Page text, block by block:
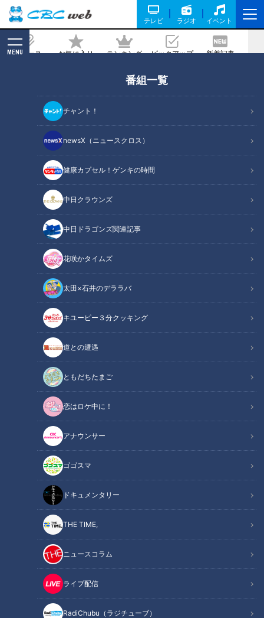
テレビ ラジオ イベント
ニュース お気に入り ランキング ピックアップ 新着記事
MENU
番組一覧
チャント！
newsX（ニュースクロス）
健康カプセル！ゲンキの時間
中日クラウンズ
中日ドラゴンズ関連記事
花咲かタイムズ
太田×石井のデララバ
キユーピー３分クッキング
道との遭遇
ともだちたまご
恋はロケ中に！
アナウンサー
ゴゴスマ
ドキュメンタリー
THE TIME,
ニュースコラム
ライブ配信
RadiChubu（ラジチューブ）
に、親子で頑張る居酒屋！各務原市でな
りゆきグルメ旅！
2021/05/10 13:36
チャント！
なりゆきアフロ～どこに行けばいいですか？～
CBCテレビ（東海エリア）で夕方放送の報道情報番組【チャ
ント！】。
アフロヘアーがトレードマークの副島淳くんがリポートする、
金曜日の人気コーナー『なりゆきアフロ』は、東海地方の125
市町村を巡り、出会った人に聞いた「町の美味しいもの」をそ
の場所へ行って味わう“なりゆきグルメ旅”。今回は「岐阜県・
各務原市」の後編です。
お肉どーん！のラーメン
江戸風情が今なお残る、中山道鵜沼宿で聞き込みスタート！
まず声をかけたのは、130年間続く酒蔵の副社長さん。昔はお
酒、今は料理酒やみりんなど家庭用調味料づくりをしていると
いう副社長さんに、この町で一番美味しいものを聞きます。
「いちょう通りという銀杏並木の道があって、そこはラーメン